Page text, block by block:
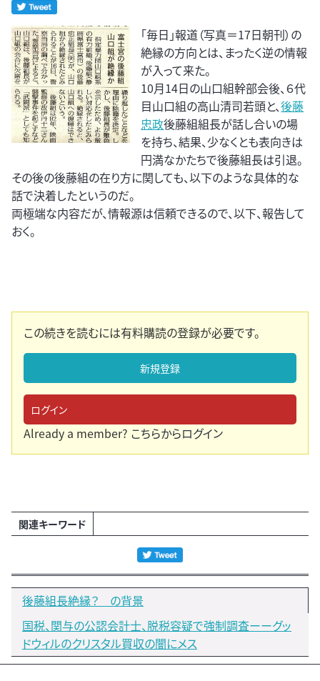
「毎日」報道（写真＝17日朝刊）の
絶縁の方向とは、まったく逆の情報
が入って来た。
10月14日の山口組幹部会後、６代
目山口組の高山清司若頭と、後藤
忠政後藤組組長が話し合いの場
を持ち、結果、少なくとも表向きは
円満なかたちで後藤組長は引退。
その後の後藤組の在り方に関しても、以下のような具体的な
話で決着したというのだ。
両極端な内容だが、情報源は信頼できるので、以下、報告して
おく。
この続きを読むには有料購読の登録が必要です。
新規登録
ログイン
Already a member? こちらからログイン
関連キーワード
後藤組長絶縁？ の背景
国税、関与の公認会計士、脱税容疑で強制調査ーーグッ
ドウィルのクリスタル買収の闇にメス